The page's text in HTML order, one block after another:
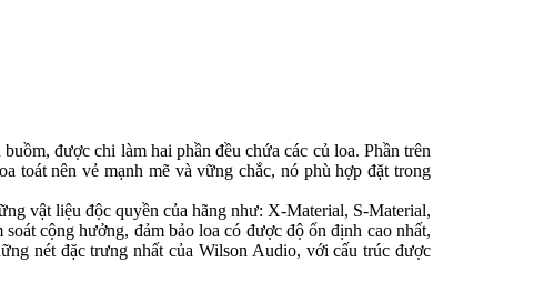
được chi làm hai phần đều chứa các củ loa. Phần trên
toát nên vẻ mạnh mẽ và vững chắc, nó phù hợp đặt trong
vật liệu độc quyền của hãng như: X-Material, S-Material,
cộng hưởng, đảm bảo loa có được độ ổn định cao nhất,
nét đặc trưng nhất của Wilson Audio, với cấu trúc được